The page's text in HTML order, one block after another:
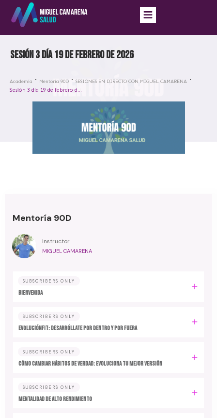
Sesión 3 día 19 de febrero de 2026
Academia Mentoría 90D SESIONES EN DIRECTO CON MIGUEL CAMARENA
Sesión 3 día 19 de febrero de 2026
Mentoría 90D
Instructor
MIGUEL CAMARENA
SUBSCRIBERS ONLY
BIENVENIDA
SUBSCRIBERS ONLY
EvoluciónFit: desarróllate por dentro y por fuera
SUBSCRIBERS ONLY
Cómo cambiar hábitos de verdad: evoluciona tu mejor versión
SUBSCRIBERS ONLY
MENTALIDAD DE ALTO RENDIMIENTO